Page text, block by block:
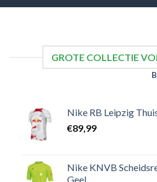
GROTE COLLECTIE
Nike RB Leipzig
€89,99
Nike KNVB
Geel